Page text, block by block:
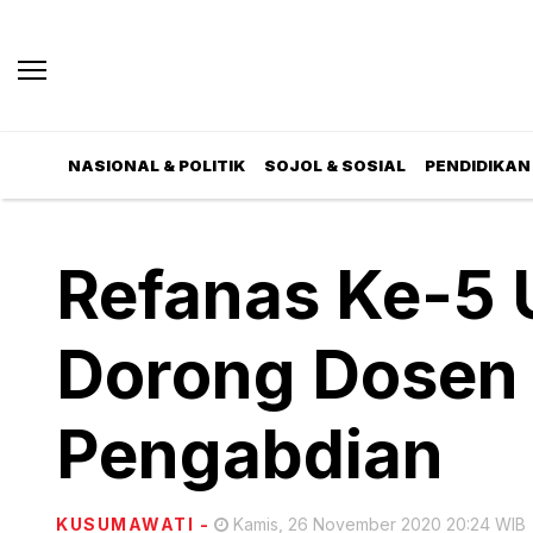
NASIONAL & POLITIK SOJOL & SOSIAL
Refanas Ke-5
Dorong
Pengabdian
KUSUMAWATI - Kamis, 26 November 2020 20:24 WIB